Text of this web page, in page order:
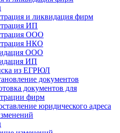
и ликвидация фирм
ИП
ООО
НКО
ООО
ИП
из ЕГРЮЛ
документов
документов для
фирм
юридического адреса